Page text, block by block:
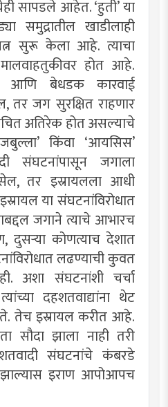
सापडले आहेत. ‘हुती’ या
समुद्रातील खाडीलाही
सुरू केला आहे. त्याचा
होत आहे.
आणि बेधडक कारवाई
तर जग सुरक्षित राहणार
अतिरेक होत असल्याचे
किंवा ‘आयसिस’
संघटनांपासून जगाला
तर इस्रायलला आधी
या संघटनांविरोधात
जगाने त्याचे आभारच
दुसर्‍या कोणत्याच देशात
लढण्याची कुवत
अशा संघटनांशी चर्चा
दहशतवाद्यांना थेट
तेच इस्रायल करीत आहे.
सौदा झाला नाही तरी
संघटनांचे कंबरडे
इराण आपोआपच